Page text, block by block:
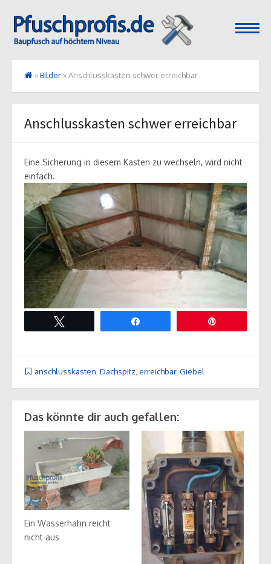
menu
»Bilder »Anschlusskasten schwer erreichbar
Anschlusskasten schwer erreichbar
Eine Sicherung in diesem Kasten zu wechseln, wird nicht
einfach.
anschlusskasten Dachspitz erreichbar, Giebel
Das könnte dir auch gefallen:
Ein Wasserhahn reicht
nicht aus